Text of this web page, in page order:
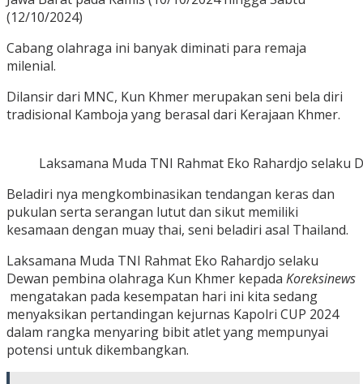
(12/10/2024)
Cabang olahraga ini banyak diminati para remaja
milenial.
Dilansir dari MNC, Kun Khmer merupakan seni bela diri
tradisional Kamboja yang berasal dari Kerajaan Khmer.
Laksamana Muda TNI Rahmat Eko Rahardjo selaku
Beladiri nya mengkombinasikan tendangan keras dan
pukulan serta serangan lutut dan sikut memiliki
kesamaan dengan muay thai, seni beladiri asal Thailand.
Laksamana Muda TNI Rahmat Eko Rahardjo selaku
Dewan pembina olahraga Kun Khmer kepada Koreksinews
mengatakan pada kesempatan hari ini kita sedang
menyaksikan pertandingan kejurnas Kapolri CUP 2024
dalam rangka menyaring bibit atlet yang mempunyai
potensi untuk dikembangkan.